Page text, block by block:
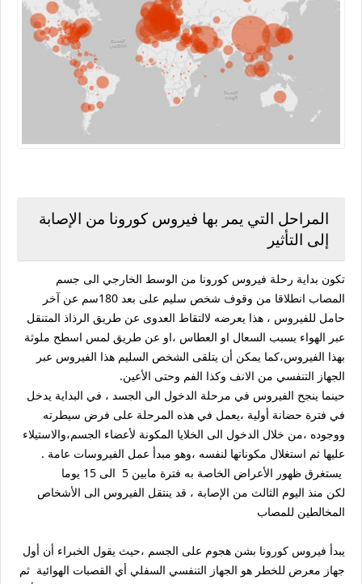
المراحل التي يمر بها فيروس كورونا من الإصابة
إلى التأثير
تكون بداية رحلة فيروس كورونا من الوسط الخارجي الى جسم
المصاب انطلاقا من وقوف شخص سليم على بعد 180سم عن آخر
حامل للفيروس ، هذا يعرضه لالتقاط العدوى عن طريق الرذاذ المتنقل
عبر الهواء بسبب السعال او العطاس ،او عن طريق لمس اسطح ملوثة
بهذا الفيروس،كما يمكن أن يتلقى الشخص السليم هذا الفيروس عبر
الجهاز التنفسي من الانف وكذا الفم وحتى الأعين.
حينما ينجح الفيروس في مرحلة الدخول الى الجسد ، في البداية يدخل
في فترة حضانة أولية ،يعمل في هذه المرحلة على فرض سيطرته
ووجوده ،من خلال الدخول الى الخلايا المكونة لأعضاء الجسم،والاستيلاء
عليها ثم استغلال مكوناتها لنفسه ،وهو مبدأ عمل الفيروسات عامة .
يستغرق ظهور الأعراض الخاصة به فترة مابين 5 الى 15 يوما
لكن منذ اليوم الثالث من الإصابة ، قد ينتقل الفيروس الى الأشخاص
المخالطين للمصاب
يبدأ فيروس كورونا بشن هجوم على الجسم ،حيث يقول الخبراء أن أول
جهاز معرض للخطر هو الجهاز التنفسي السفلي أي القصبات الهوائية ثم